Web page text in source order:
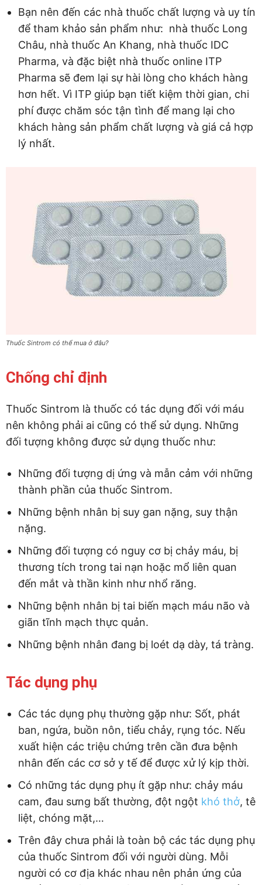
Bạn nên đến các nhà thuốc chất lượng và uy tín
để tham khảo sản phẩm như: nhà thuốc Long
Châu, nhà thuốc An Khang, nhà thuốc IDC
Pharma, và đặc biệt nhà thuốc online ITP
Pharma sẽ đem lại sự hài lòng cho khách hàng
hơn hết. Vì ITP giúp bạn tiết kiệm thời gian, chi
phí được chăm sóc tận tình để mang lại cho
khách hàng sản phẩm chất lượng và giá cả hợp
lý nhất.
Thuốc Sintrom có thể mua ở đâu?
Chống chỉ định
Thuốc Sintrom là thuốc có tác dụng đối với máu
nên không phải ai cũng có thể sử dụng. Những
đối tượng không được sử dụng thuốc như:
Những đối tượng dị ứng và mẫn cảm với những
thành phần của thuốc Sintrom.
Những bệnh nhân bị suy gan nặng, suy thận
nặng.
Những đối tượng có nguy cơ bị chảy máu, bị
thương tích trong tai nạn hoặc mổ liên quan
đến mắt và thần kinh như nhổ răng.
Những bệnh nhân bị tai biến mạch máu não và
giãn tĩnh mạch thực quản.
Những bệnh nhân đang bị loét dạ dày, tá tràng.
Tác dụng phụ
Các tác dụng phụ thường gặp như: Sốt, phát
ban, ngứa, buồn nôn, tiểu chảy, rụng tóc. Nếu
xuất hiện các triệu chứng trên cần đưa bệnh
nhân đến các cơ sở y tế để được xử lý kịp thời.
Có những tác dụng phụ ít gặp như: chảy máu
cam, đau sưng bất thường, đột ngột khó thở, tê
liệt, chóng mặt,…
Trên đây chưa phải là toàn bộ các tác dụng phụ
của thuốc Sintrom đối với người dùng. Mỗi
người có cơ địa khác nhau nên phản ứng của